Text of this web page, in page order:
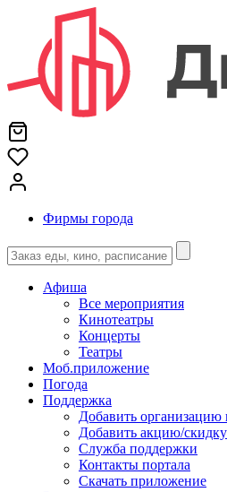
Фирмы города
Афиша
Все мероприятия
Кинотеатры
Концерты
Театры
Моб.приложение
Погода
Поддержка
Добавить организацию
Добавить акцию/скидку
Служба поддержки
Контакты портала
Скачать приложение